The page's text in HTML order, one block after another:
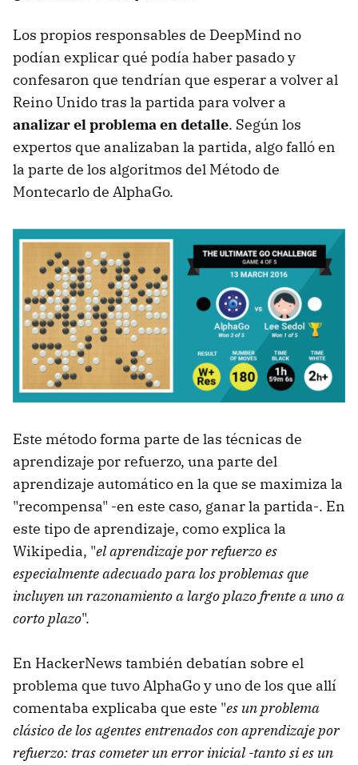
Los propios responsables de DeepMind no
podían explicar qué podía haber pasado y
confesaron que tendrían que esperar a volver al
Reino Unido tras la partida para volver a
analizar el problema en detalle. Según los
expertos que analizaban la partida, algo falló en
la parte de los algoritmos del Método de
Montecarlo de AlphaGo.
Este método forma parte de las técnicas de
aprendizaje por refuerzo, una parte del
aprendizaje automático en la que se maximiza la
"recompensa" -en este caso, ganar la partida-. En
este tipo de aprendizaje, como explica la
Wikipedia, "el aprendizaje por refuerzo es
especialmente adecuado para los problemas que
incluyen un razonamiento a largo plazo frente a uno a
corto plazo".
En HackerNews también debatían sobre el
problema que tuvo AlphaGo y uno de los que allí
comentaba explicaba que este "es un problema
clásico de los agentes entrenados con aprendizaje por
refuerzo: tras cometer un error inicial -tanto si es un